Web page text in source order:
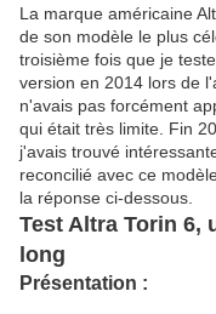
La marque américaine
de son modèle le plus
troisième fois que je
version en 2014 lors de
n'avais pas forcément
qui était très limite. Fin
j'avais trouvé
reconcilié avec ce
la réponse ci-dessous.
Test Altra Torin 6,
long
Présentation :